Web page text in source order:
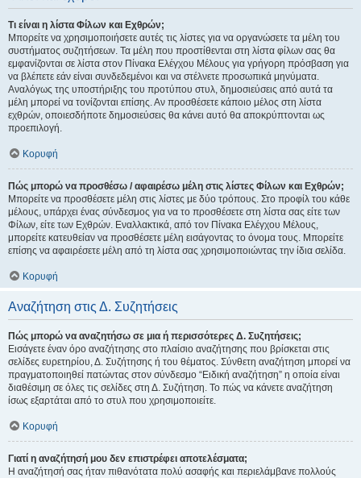
Τι είναι η λίστα Φίλων και Εχθρών;
Μπορείτε να χρησιμοποιήσετε αυτές τις λίστες για να οργανώσετε τα μέλη του
συστήματος συζητήσεων. Τα μέλη που προστίθενται στη λίστα φίλων σας θα
εμφανίζονται σε λίστα στον Πίνακα Ελέγχου Μέλους για γρήγορη πρόσβαση για
να βλέπετε εάν είναι συνδεδεμένοι και να στέλνετε προσωπικά μηνύματα.
Αναλόγως της υποστήριξης του προτύπου στυλ, δημοσιεύσεις από αυτά τα
μέλη μπορεί να τονίζονται επίσης. Αν προσθέσετε κάποιο μέλος στη λίστα
εχθρών, οποιεσδήποτε δημοσιεύσεις θα κάνει αυτό θα αποκρύπτονται ως
προεπιλογή.
Κορυφή
Πώς μπορώ να προσθέσω / αφαιρέσω μέλη στις λίστες Φίλων και Εχθρών;
Μπορείτε να προσθέσετε μέλη στις λίστες με δύο τρόπους. Στο προφίλ του κάθε
μέλους, υπάρχει ένας σύνδεσμος για να το προσθέσετε στη λίστα σας είτε των
Φίλων, είτε των Εχθρών. Εναλλακτικά, από τον Πίνακα Ελέγχου Μέλους,
μπορείτε κατευθείαν να προσθέσετε μέλη εισάγοντας το όνομα τους. Μπορείτε
επίσης να αφαιρέσετε μέλη από τη λίστα σας χρησιμοποιώντας την ίδια σελίδα.
Κορυφή
Αναζήτηση στις Δ. Συζητήσεις
Πώς μπορώ να αναζητήσω σε μια ή περισσότερες Δ. Συζητήσεις;
Εισάγετε έναν όρο αναζήτησης στο πλαίσιο αναζήτησης που βρίσκεται στις
σελίδες ευρετηρίου, Δ. Συζήτησης ή του θέματος. Σύνθετη αναζήτηση μπορεί να
πραγματοποιηθεί πατώντας στον σύνδεσμο “Ειδική αναζήτηση” η οποία είναι
διαθέσιμη σε όλες τις σελίδες στη Δ. Συζήτηση. Το πώς να κάνετε αναζήτηση
ίσως εξαρτάται από το στυλ που χρησιμοποιείτε.
Κορυφή
Γιατί η αναζήτησή μου δεν επιστρέφει αποτελέσματα;
Η αναζήτησή σας ήταν πιθανότατα πολύ ασαφής και περιελάμβανε πολλούς